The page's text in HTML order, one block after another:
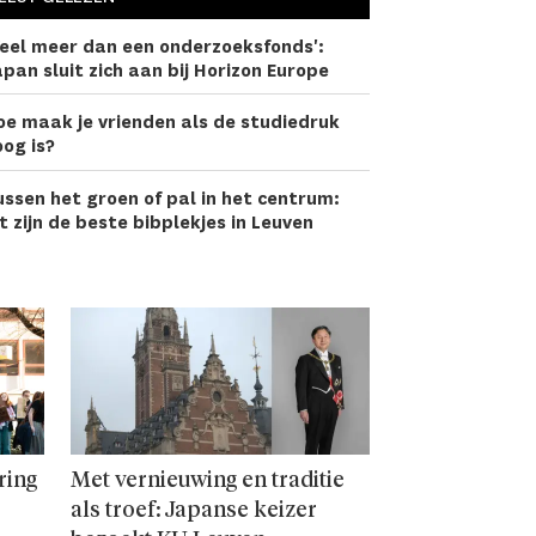
meer dan een onderzoeks­fonds':
sluit zich aan bij Horizon Europe
maak je vrienden als de studiedruk
is?
het groen of pal in het centrum:
zijn de beste bibplekjes in Leuven
Met vernieuwing en traditie
als troef: Japanse keizer